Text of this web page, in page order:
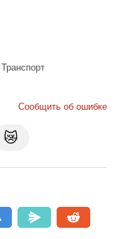
Транспорт
Сообщить об ошибке
😿